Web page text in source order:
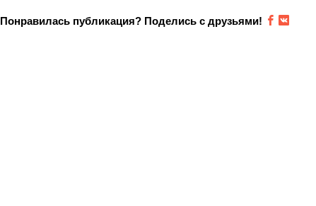
Понравилась публикация? Поделись с друзьями!